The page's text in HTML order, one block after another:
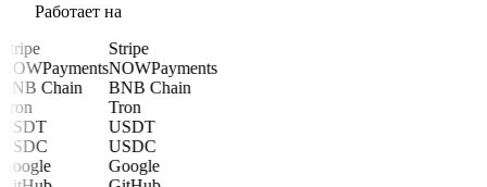
Работает на
Stripe
NOWPayments
BNB Chain
Tron
USDT
USDC
Google
Stripe
NOWPayments
BNB Chain
Tron
USDT
USDC
Google